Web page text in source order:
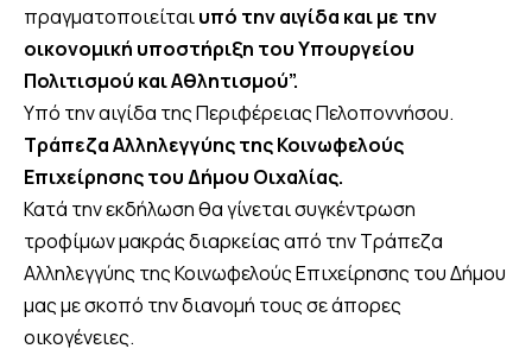
πραγματοποιείταιυπό την αιγίδα και με την
οικονομική υποστήριξη του Υπουργείου
Πολιτισμού και Αθλητισμού”.
Υπό την αιγίδα της Περιφέρειας Πελοποννήσου.
Τράπεζα Αλληλεγγύης της Κοινωφελούς
Επιχείρησης του Δήμου Οιχαλίας.
Κατά την εκδήλωση θα γίνεται συγκέντρωση
τροφίμων μακράς διαρκείας από την Τράπεζα
Αλληλεγγύης της Κοινωφελούς Επιχείρησης του Δήμου
μας με σκοπό την διανομή τους σε άπορες
οικογένειες.